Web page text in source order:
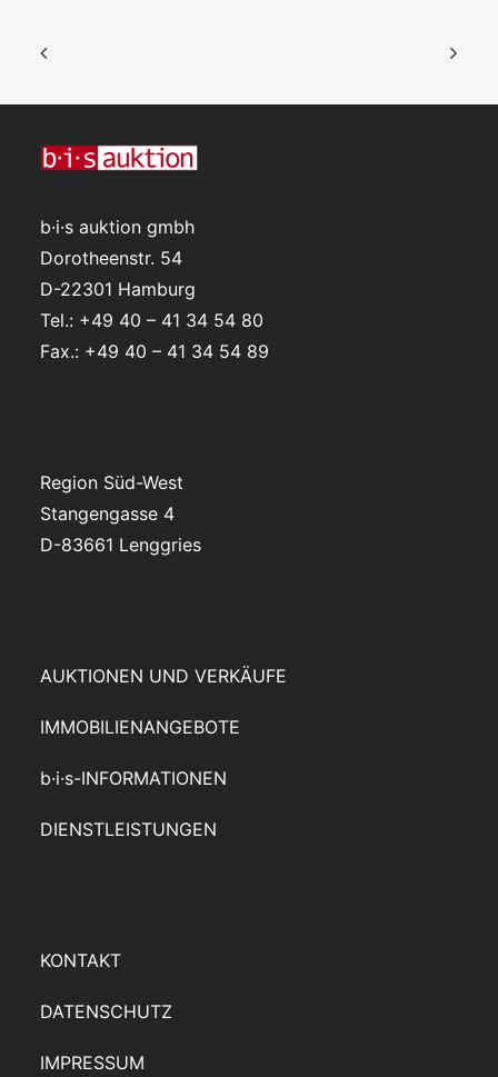
b·i·s auktion gmbh
Dorotheenstr. 54
D-22301 Hamburg
Tel.: +49 40 – 41 34 54 80
Fax.: +49 40 – 41 34 54 89
Region Süd-West
Stangengasse 4
D-83661 Lenggries
AUKTIONEN UND VERKÄUFE
IMMOBILIENANGEBOTE
b·i·s-INFORMATIONEN
DIENSTLEISTUNGEN
KONTAKT
DATENSCHUTZ
IMPRESSUM